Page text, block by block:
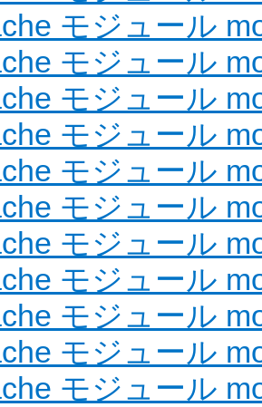
モジュール
モジュール
モジュール
モジュール
モジュール
モジュール
モジュール
モジュール
モジュール
モジュール
モジュール